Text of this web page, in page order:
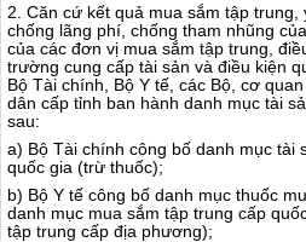
2. Căn cứ kết quả mua sắm tập trung,
chống lãng phí, chống tham nhũng
của các đơn vị mua sắm tập trung,
trường cung cấp tài sản và điều kiện
Bộ Tài chính, Bộ Y tế , các Bộ, cơ
dân cấp tỉnh ban hành danh mục tài
sau:
a) Bộ Tài chính công bố danh mục tài
quốc gia (trừ thuốc);
b) Bộ Y tế công bố danh mục thuốc
danh mục mua sắm tập trung cấp
tập trung cấp địa phương);